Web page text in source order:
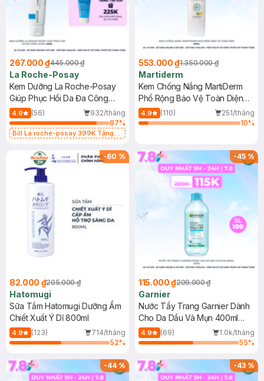
267.000 ₫445.000 ₫
La Roche-Posay
Kem Dưỡng La Roche-Posay
Giúp Phục Hồi Da Đa Công
Dụng 40ml
4.9 (56)
932/tháng
87%
Bill La roche-posay 399K Tặng
(SL có hạn)
553.000 ₫1.350.000 ₫
Martiderm
Kem Chống Nắng MartiDerm
Phổ Rộng Bảo Vệ Toàn Diện
40ml
4.9 (110)
251/tháng
10%
-60 %
82.000 ₫205.000 ₫
Hatomugi
Sữa Tắm Hatomugi Dưỡng Ẩm
Chiết Xuất Ý Dĩ 800ml
4.9 (123)
714/tháng
52%
-45%
115.000 ₫209.000 ₫
Garnier
Nước Tẩy Trang Garnier Dành
Cho Da Dầu Và Mụn 400ml
(Mới)
4.9 (69)
1.0k/tháng
55%
-44% -43%